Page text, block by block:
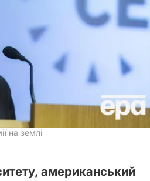
на землі
американський